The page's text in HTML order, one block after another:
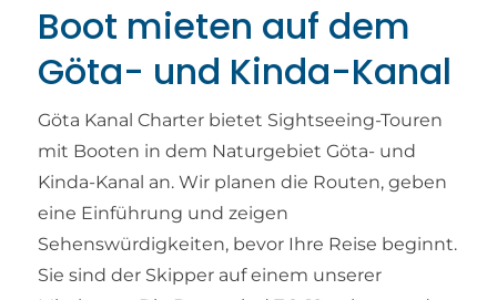
Boot mieten auf dem
Göta- und Kinda-Kanal
Göta Kanal Charter bietet Sightseeing-Touren
mit Booten in dem Naturgebiet Göta- und
Kinda-Kanal an. Wir planen die Routen, geben
eine Einführung und zeigen
Sehenswürdigkeiten, bevor Ihre Reise beginnt.
Sie sind der Skipper auf einem unserer